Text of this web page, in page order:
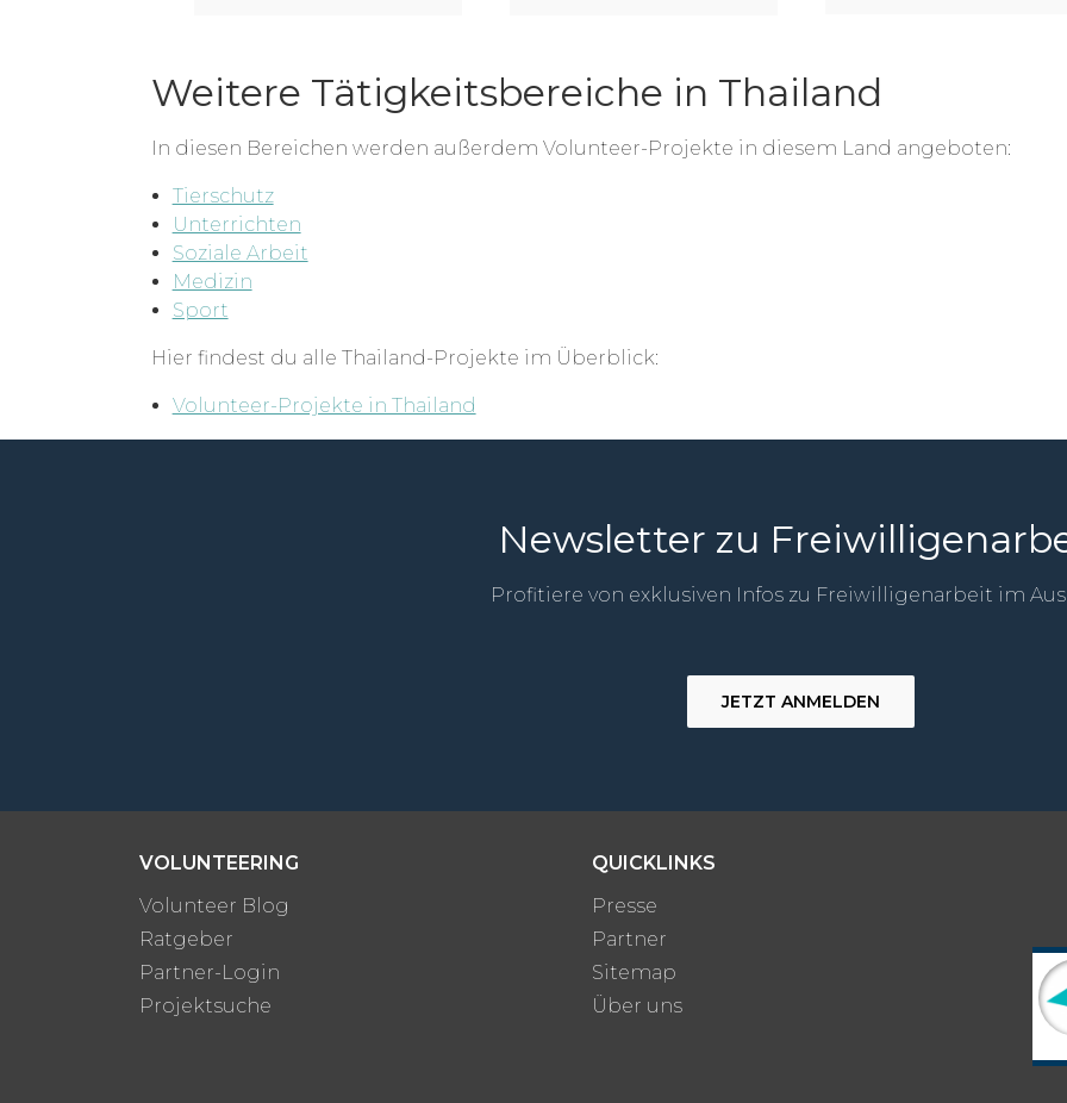
Weitere Tätigkeitsbereiche in Thailand
In diesen Bereichen werden außerdem Volunteer-Projekte in diesem Land angeboten:
Tierschutz
Unterrichten
Soziale Arbeit
Medizin
Sport
Hier findest du alle Thailand-Projekte im Überblick:
Volunteer-Projekte in Thailand
Newsletter zu
Profitiere von exklusiven Infos zu Freiwilligenarbeit im
JETZT ANMELDEN
VOLUNTEERING
Volunteer Blog
Ratgeber
Partner-Login
Projektsuche
QUICKLINKS
Presse
Partner
Sitemap
Über uns